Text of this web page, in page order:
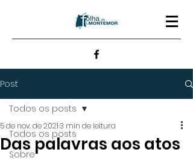
Post
Todos os posts
Sobre
Todos os posts
Das palavras aos atos
5 de nov. de 20213 min de leitura